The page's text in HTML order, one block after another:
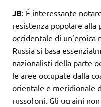
JB: È interessante
resistenza popolare alla
occidentale di
Russia si basa
nazionalisti della parte
le aree occupate dalla
orientale e meridionale
russofoni. Gli ucraini